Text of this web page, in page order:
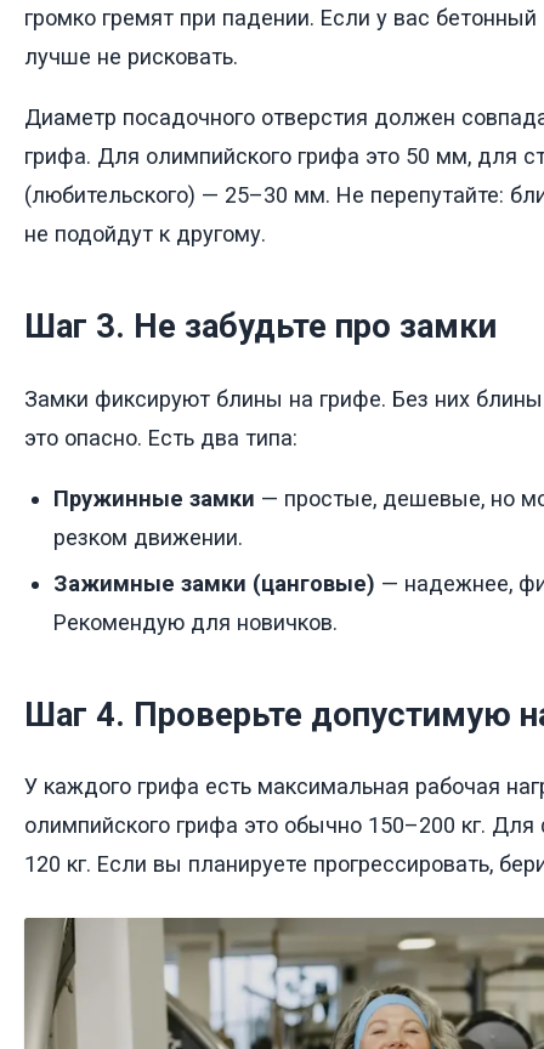
громко гремят при падении. Если у вас
лучше не рисковать.
Диаметр посадочного отверстия должен
грифа. Для олимпийского грифа это 50 мм, для
(любительского) — 25–30 мм. Не перепутайте:
не подойдут к другому.
Шаг 3. Не забудьте про замки
Замки фиксируют блины на грифе. Без них блины
это опасно. Есть два типа:
Пружинные замки — простые, дешевые, но
резком движении.
Зажимные замки (цанговые) — надежнее,
Рекомендую для новичков.
Шаг 4. Проверьте допустимую
У каждого грифа есть максимальная рабочая
олимпийского грифа это обычно 150–200 кг.
120 кг. Если вы планируете прогрессировать,